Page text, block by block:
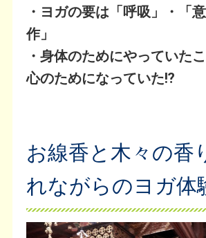
・ヨガの要は「呼吸」・「
作」
・身体のためにやっていた
心のためになっていた⁉
お線香と木々の香
れながらのヨガ体